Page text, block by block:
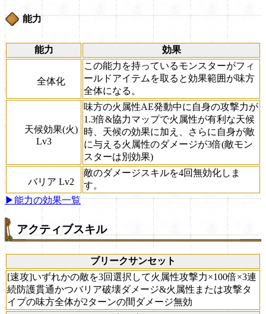
能力
能力 効果
全体化
この能力を持っているモンスターがフィ
ールドアイテムを取ると効果範囲が味方
全体になる。
天候効果(火)
Lv3
味方の火属性AE発動中に自身の攻撃力が
1.3倍&協力マップで火属性が有利な天候
時、天候の効果に加え、さらに自身が敵
に与える火属性のダメージが3倍(敵モン
スターは別効果)
バリア Lv2
敵のダメージスキルを4回無効化しま
す。
▶能力の効果一覧
アクティブスキル
ブリークサンセット
[速攻]いずれかの敵を3回選択して火属性攻撃力×100倍×3連
続防護貫通かつバリア破壊ダメージ&火属性または攻撃タ
イプの味方全体が2ターンの間ダメージ無効